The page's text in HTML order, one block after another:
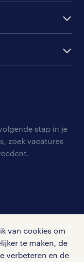
van cookies om
te maken, de
verbeteren en de
stap in je
zoek vacatures